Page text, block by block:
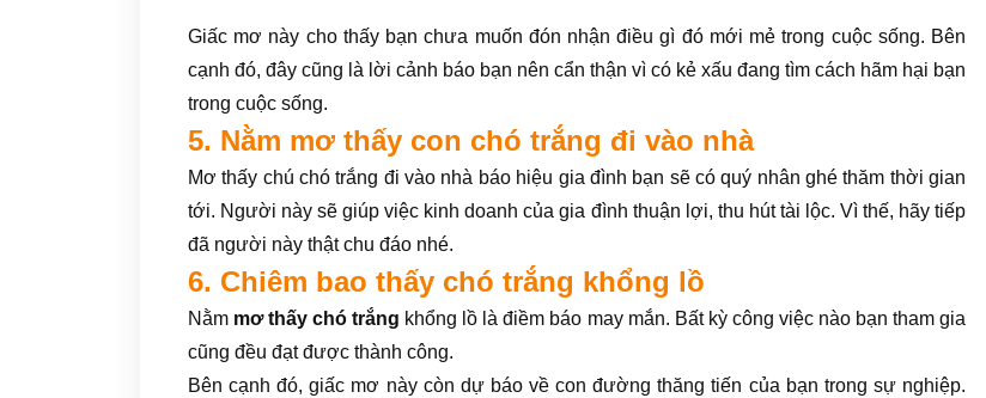
Giấc mơ này cho thấy bạn chưa muốn đón nhận điều gì đó mới mẻ trong cuộc sống. Bên
cạnh đó, đây cũng là lời cảnh báo bạn nên cẩn thận vì có kẻ xấu đang tìm cách hãm hại bạn
trong cuộc sống.
5. Nằm mơ thấy con chó trắng đi vào nhà
Mơ thấy chú chó trắng đi vào nhà báo hiệu gia đình bạn sẽ có quý nhân ghé thăm thời gian
tới. Người này sẽ giúp việc kinh doanh của gia đình thuận lợi, thu hút tài lộc. Vì thế, hãy tiếp
đã người này thật chu đáo nhé.
6. Chiêm bao thấy chó trắng khổng lồ
Nằm mơ thấy chó trắng khổng lồ là điềm báo may mắn. Bất kỳ công việc nào bạn tham gia
cũng đều đạt được thành công.
Bên cạnh đó, giấc mơ này còn dự báo về con đường thăng tiến của bạn trong sự nghiệp.